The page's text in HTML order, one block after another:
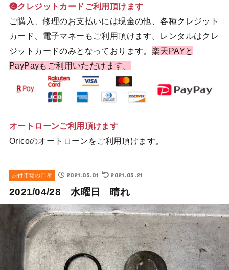
❹クレジットカードご利用頂けます
ご購入、修理のお支払いには現金の他、各種クレジット
カード、電子マネーもご利用頂けます。レンタルはクレ
ジットカードのみとなっております。 楽天PAYと
PayPayもご利用いただけます。
オートローンご利用頂けます
Oricoのオートローンをご利用頂けます。
原付市場の日常 2021.05.01 2021.05.21
2021/04/28 水曜日 晴れ